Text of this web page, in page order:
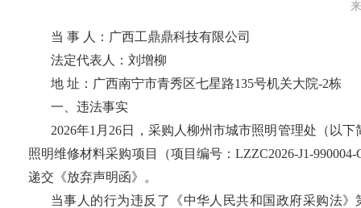
当 事 人：广西工鼎鼎科技有限公司
法定代表人：刘增柳
地 址：广西南宁市青秀区七星路135号机关大院-2栋
一、违法事实
2026年1月26日，采购人柳州市城市照明管理处（以
照明维修材料采购项目（项目编号：LZZC2026-J1-
递交《放弃声明函》。
当事人的行为违反了《中华人民共和国政府采购法